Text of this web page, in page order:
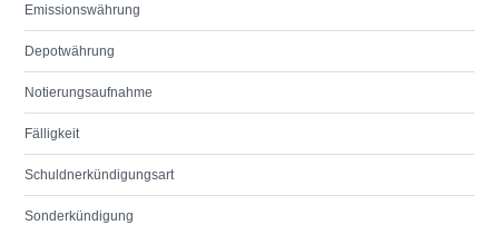
Emissionswährung
Depotwährung
Notierungsaufnahme
Fälligkeit
Schuldnerkündigungsart
Sonderkündigung